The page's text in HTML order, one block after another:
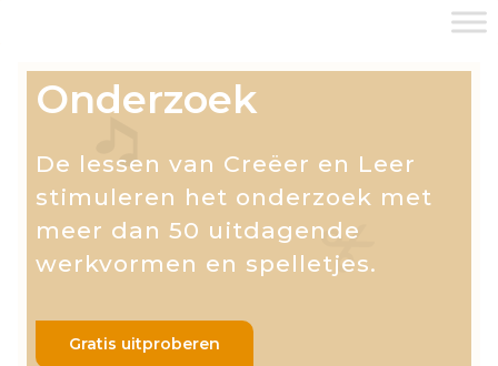
Onderzoek
De lessen van Creëer en Leer
stimuleren het onderzoek met
meer dan 50 uitdagende
werkvormen en spelletjes.
Gratis uitproberen